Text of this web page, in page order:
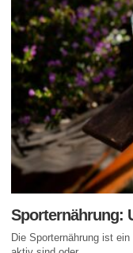
Sporternährung:
Die Sporternährung ist